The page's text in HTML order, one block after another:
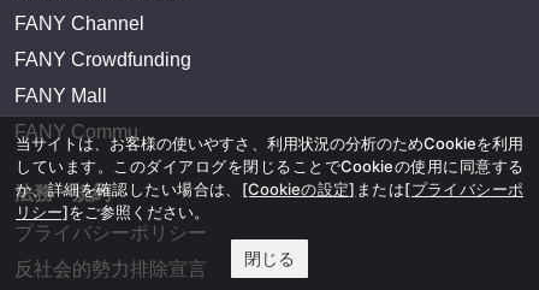
FANY Channel
FANY Crowdfunding
FANY Mall
FANY Commu
法務・規約
プライバシーポリシー
反社会的勢力排除宣言
当サイトは、お客様の使いやすさ、利用状況の分析のためCookieを利用
しています。このダイアログを閉じることでCookieの使用に同意する
か、詳細を確認したい場合は、 [Cookieの設定] または[プライバシーポ
リシー]をご参照ください。
閉じる